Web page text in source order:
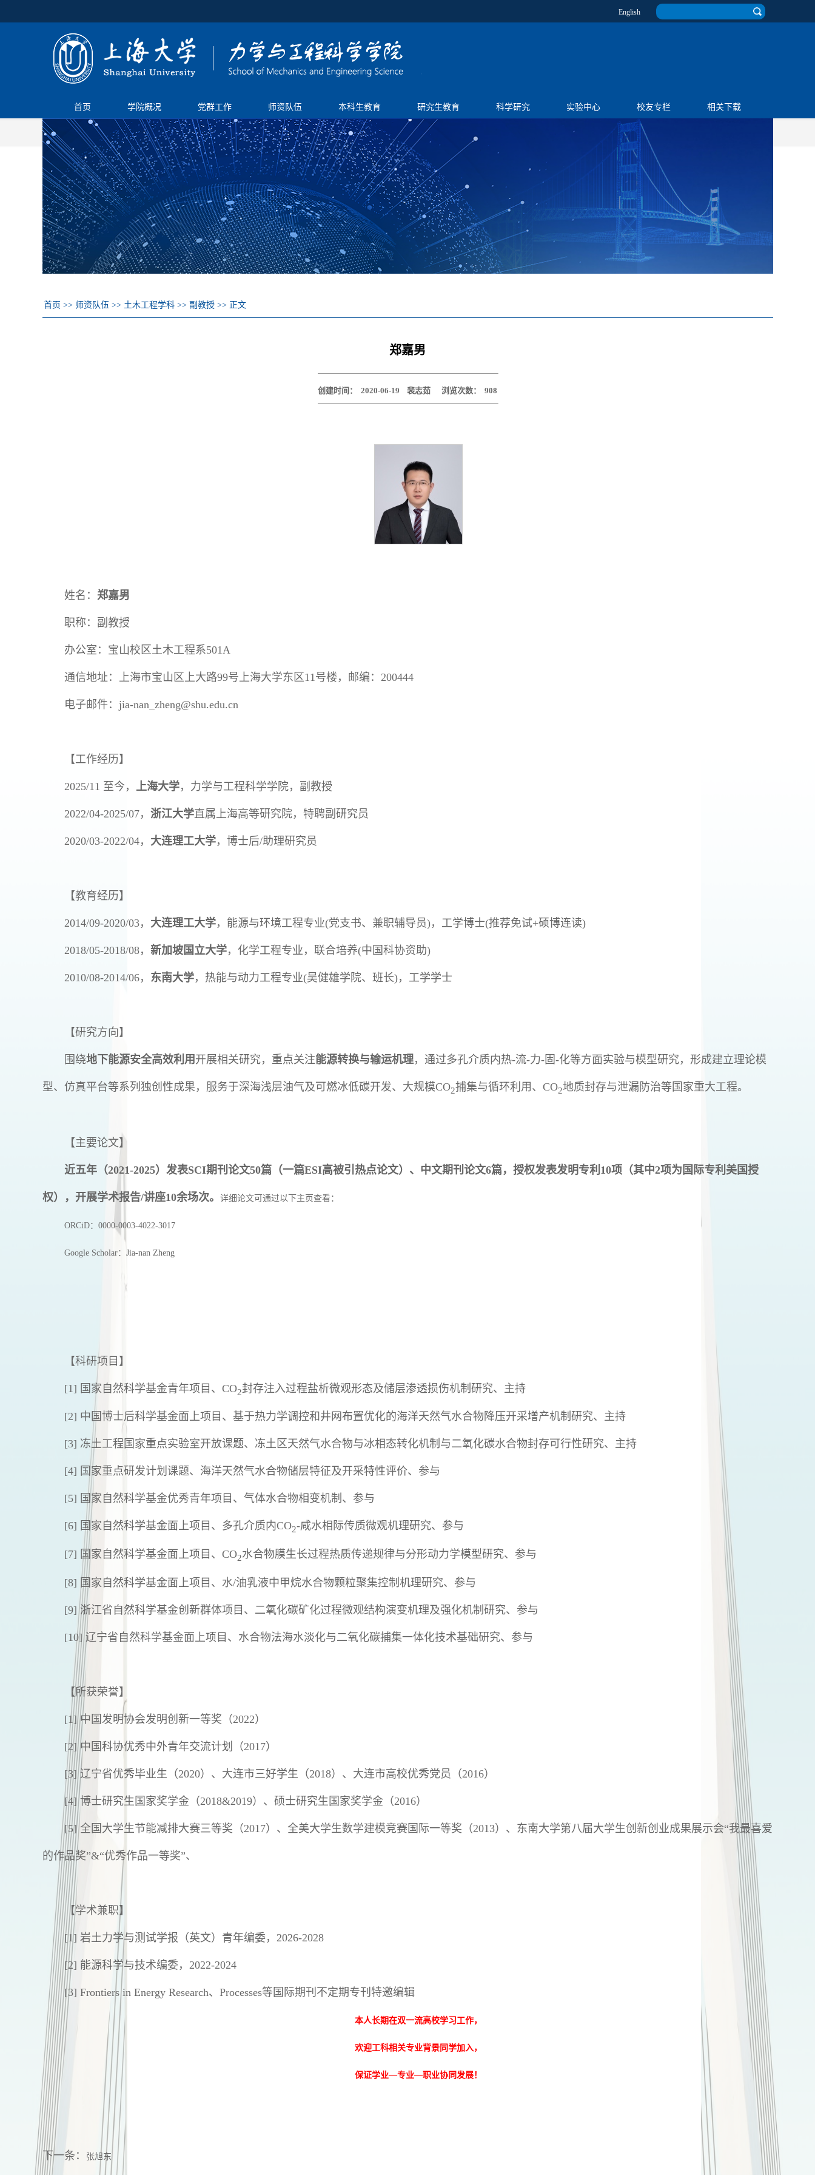
English
首页 学院概况 党群工作 师资队伍 本科生教育 研究生教育 科学研究 实验中心 校友专栏 相关下载
首页 >> 师资队伍 >> 土木工程学科 >> 副教授 >> 正文
郑嘉男
创建时间： 2020-06-19 裴志茹 浏览次数： 908
姓名： 郑嘉男
职称：副教授
办公室：宝山校区土木工程系501A
通信地址：上海市宝山区上大路99号上海大学东区11号楼，邮编：200444
电子邮件：jia-nan_zheng@shu.edu.cn
【工作经历】
2025/11 至今， 上海大学，力学与工程科学学院，副教授
2022/04-2025/07， 浙江大学直属上海高等研究院，特聘副研究员
2020/03-2022/04， 大连理工大学，博士后/助理研究员
【教育经历】
2014/09-2020/03， 大连理工大学，能源与环境工程专业(党支书、兼职辅导员)，工学博士(推荐免试+硕博连读)
2018/05-2018/08， 新加坡国立大学，化学工程专业，联合培养(中国科协资助)
2010/08-2014/06， 东南大学，热能与动力工程专业(吴健雄学院、班长)，工学学士
【研究方向】
围绕地下能源安全高效利用 开展相关研究，重点关注能源转换与输运机理，通过多孔介质内热-流-力-固-化等方面实验与模型研究，形成建立理论模
型、仿真平台等系列独创性成果，服务于深海浅层油气及可燃冰低碳开发、大规模CO2捕集与循环利用、CO2地质封存与泄漏防治等国家重大工程。
【主要论文】
近五年（2021-2025）发表SCI期刊论文50篇（一篇ESI高被引热点论文）、中文期刊论文6篇，授权发表发明专利10项（其中2项为国际专利美国授
权），开展学术报告/讲座10余场次。 详细论文可 通过以下主页查看 ：
ORCiD： 0000-0003-4022-3017
Google Scholar： Jia-nan Zheng
【科研项目】
[1] 国家自然科学基金青年项目、CO2封存注入过程盐析微观形态及储层渗透损伤机制研究、主持
[2] 中国博士后科学基金面上项目、基于热力学调控和井网布置优化的海洋天然气水合物降压开采增产机制研究、主持
[3] 冻土工程国家重点实验室开放课题、冻土区天然气水合物与冰相态转化机制与二氧化碳水合物封存可行性研究、主持
[4] 国家重点研发计划课题、海洋天然气水合物储层特征及开采特性评价、参与
[5] 国家自然科学基金优秀青年项目、气体水合物相变机制、参与
[6] 国家自然科学基金面上项目、多孔介质内CO2-咸水相际传质微观机理研究、参与
[7] 国家自然科学基金面上项目、CO2水合物膜生长过程热质传递规律与分形动力学模型研究、参与
[8] 国家自然科学基金面上项目、水/油乳液中甲烷水合物颗粒聚集控制机理研究、参与
[9] 浙江省自然科学基金创新群体项目、二氧化碳矿化过程微观结构演变机理及强化机制研究、参与
[10] 辽宁省自然科学基金面上项目、水合物法海水淡化与二氧化碳捕集一体化技术基础研究、参与
【所获荣誉】
[1] 中国发明协会发明创新一等奖（2022）
[2] 中国科协优秀中外青年交流计划（2017）
[3] 辽宁省优秀毕业生（2020）、大连市三好学生（2018）、大连市高校优秀党员（2016）
[4] 博士研究生国家奖学金（2018&2019）、硕士研究生国家奖学金（2016）
[5] 全国大学生节能减排大赛三等奖（2017）、全美大学生数学建模竞赛国际一等奖（2013）、东南大学第八届大学生创新创业成果展示会“我最喜爱
的作品奖”&“优秀作品一等奖”、
【学术兼职】
[1] 岩土力学与测试学报（英文）青年编委，2026-2028
[2] 能源科学与技术编委，2022-2024
[3] Frontiers in Energy Research、Processes等国际期刊不定期专刊特邀编辑
本人长期在双一流高校学习工作，
欢迎工科相关专业背景同学加入，
保证学业—专业—职业协同发展！
下一条： 张旭东